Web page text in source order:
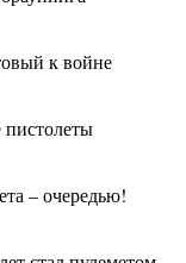
к войне
пистолеты
– очередью!